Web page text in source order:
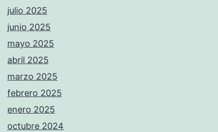
julio 2025
junio 2025
mayo 2025
abril 2025
marzo 2025
febrero 2025
enero 2025
octubre 2024